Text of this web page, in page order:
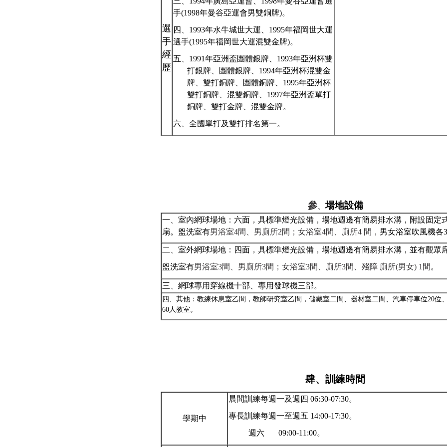
選
手
經
歷
手(1998年曼谷亞運會男雙銅牌)。
四、 1993年水牛城世大運、 1995年福岡世大運
選手(1995年福岡世大運混雙金牌)。
五、 1991年亞洲盃團體銀牌、 1993年亞洲杯雙
打銀牌、團體銀牌、 1994年亞洲杯混雙金
牌、雙打銅牌、團體銅牌、 1995年亞洲杯
雙打銅牌、混雙銅牌 1997年亞洲盃單打
銅牌、雙打金牌、混雙金牌。
六、全國單打及雙打排名第一。
參、場地設備
一、室內網球場地：六面，具標準燈光設備，場地週邊有簡易排水溝，附設固定
扇。盥洗室有男浴室4間、男廁所2間；女浴室4間、廁所4 間， 男女浴室吹風機各3
二、室外網球場地：四面，具標準燈光設備，場地週邊有簡易排水溝，並有觀眾
盥洗室有男浴室3間、男廁所3間；女浴室3間、廁所3間、殘障 廁所(男女) 1 間 。
三、網球專用穿線機十部、專用發球機三部。
四、其他：教練休息室乙間，教師研究室乙間，儲藏室二間、器材室二間、汽車停車位20位
60人教室。
肆、訓練時間
學期中
晨間訓練每週一及週四 06:30-07:30。
專長訓練每週一至週五 14:00-17:30。
週六 09:00-11:00。